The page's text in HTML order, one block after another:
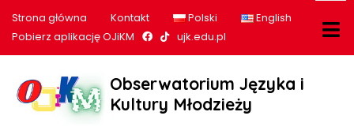
Strona główna Kontakt Polski
English
Pobierz aplikację OJiKM
Nasz profil na Facebook
Nasz profil na tiktok
ujk.edu.pl
Obserwatorium Języka i
Kultury Młodzieży